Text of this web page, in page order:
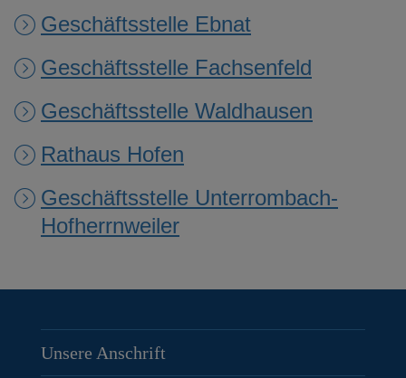
Geschäftsstelle Ebnat
Geschäftsstelle Fachsenfeld
Geschäftsstelle Waldhausen
Rathaus Hofen
Geschäftsstelle Unterrombach-
Hofherrnweiler
Unsere Anschrift